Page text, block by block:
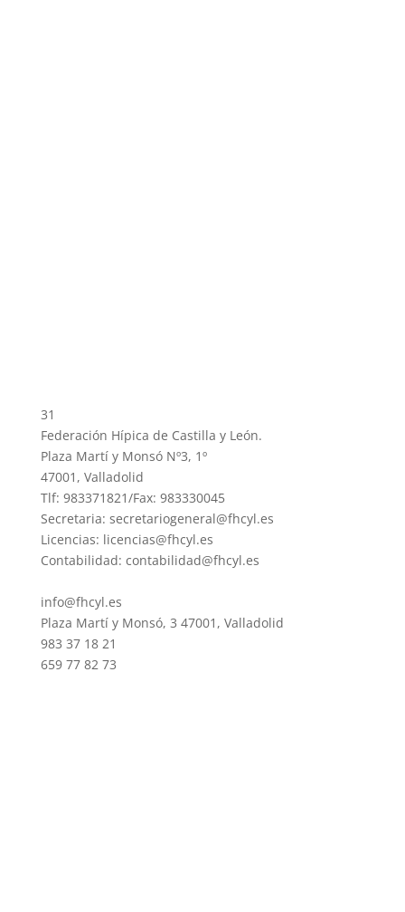
31
Federación Hípica de Castilla y León.
Plaza Martí y Monsó Nº3, 1º
47001, Valladolid
Tlf: 983371821/Fax: 983330045
Secretaria: secretariogeneral@fhcyl.es
Licencias: licencias@fhcyl.es
Contabilidad: contabilidad@fhcyl.es
info@fhcyl.es
Plaza Martí y Monsó, 3 47001, Valladolid
983 37 18 21
659 77 82 73